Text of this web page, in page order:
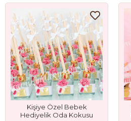
Kişiye Özel Bebek
Hediyelik Oda Kokusu